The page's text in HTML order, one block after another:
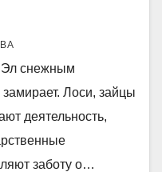
Эл снежным
Лоси, зайцы
деятельность,
заботу о…